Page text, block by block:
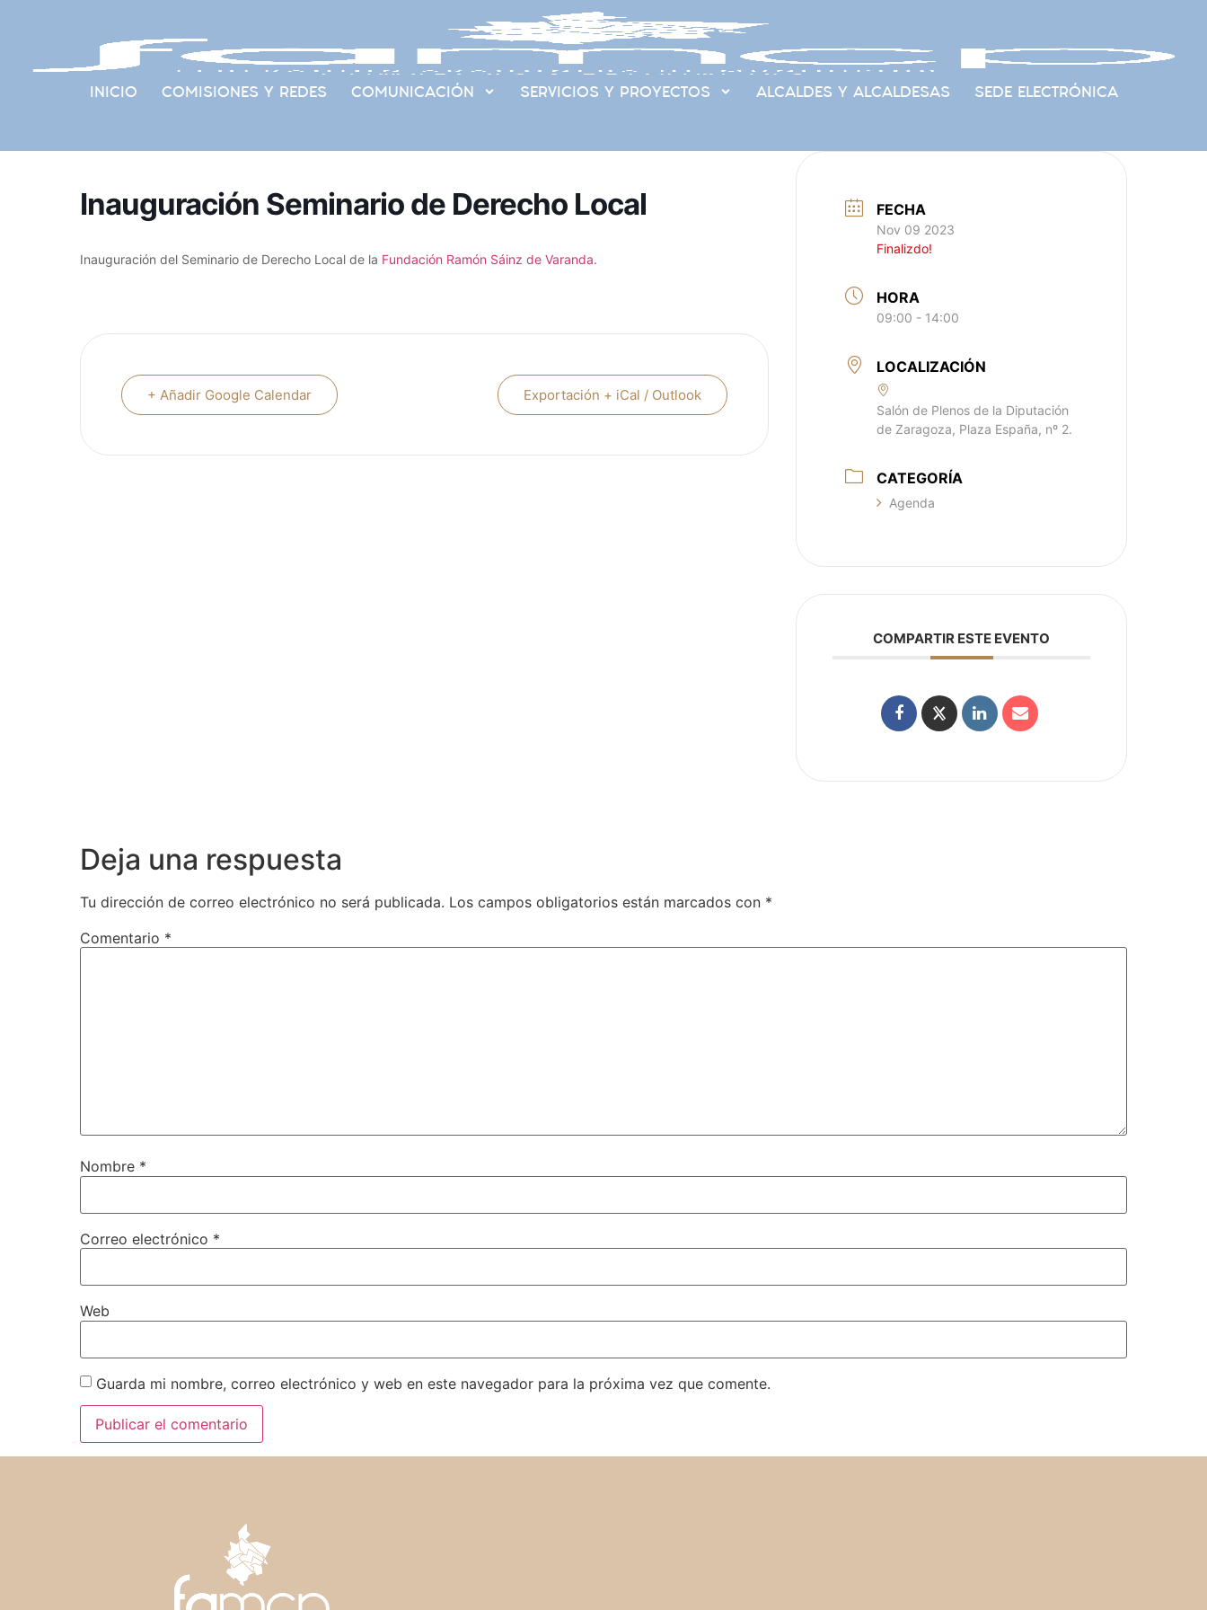
INICIO COMISIONES Y REDES COMUNICACIÓN SERVICIOS Y PROYECTOS ALCALDES Y ALCALDESAS SEDE ELECTRÓNICA
Inauguración Seminario de Derecho Local
Inauguración del Seminario de Derecho Local de la Fundación Ramón Sáinz de Varanda.
+ Añadir Google Calendar Exportación + iCal / Outlook
FECHA
Nov 09 2023
Finalizdo!
HORA
09:00 - 14:00
LOCALIZACIÓN
Salón de Plenos de la Diputación
de Zaragoza, Plaza España, nº 2.
CATEGORÍA
Agenda
COMPARTIR ESTE EVENTO
Deja una respuesta
Tu dirección de correo electrónico no será publicada. Los campos obligatorios están marcados con *
Comentario *
Nombre *
Correo electrónico *
Web
Guarda mi nombre, correo electrónico y web en este navegador para la próxima vez que comente.